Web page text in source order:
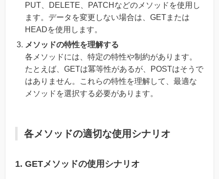
PUT、DELETE、PATCHなどのメソッドを使用し
ます。データを変更しない場合は、GETまたは
HEADを使用します。
メソッドの特性を理解する
各メソッドには、特定の特性や制約があります。
たとえば、GETは冪等性があるが、POSTはそうで
はありません。これらの特性を理解して、最適な
メソッドを選択する必要があります。
各メソッドの適切な使用シナリオ
1. GETメソッドの使用シナリオ